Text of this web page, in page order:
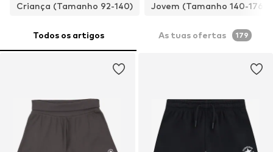
Criança (Tamanho 92-140)
Jovem (Tamanho 140-176)
Todos os artigos As tuas ofertas 179